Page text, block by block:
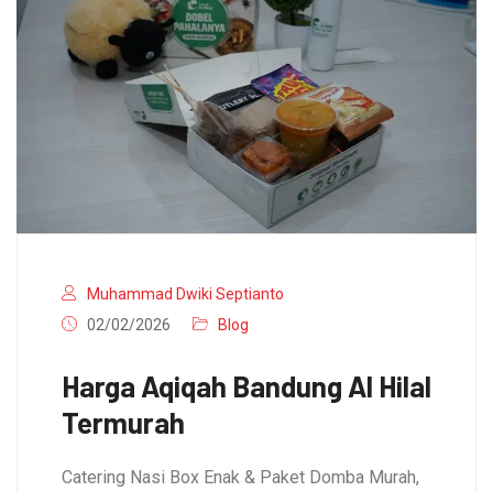
Muhammad Dwiki Septianto
02/02/2026
Blog
Harga Aqiqah Bandung Al Hilal
Termurah
Catering Nasi Box Enak & Paket Domba Murah,